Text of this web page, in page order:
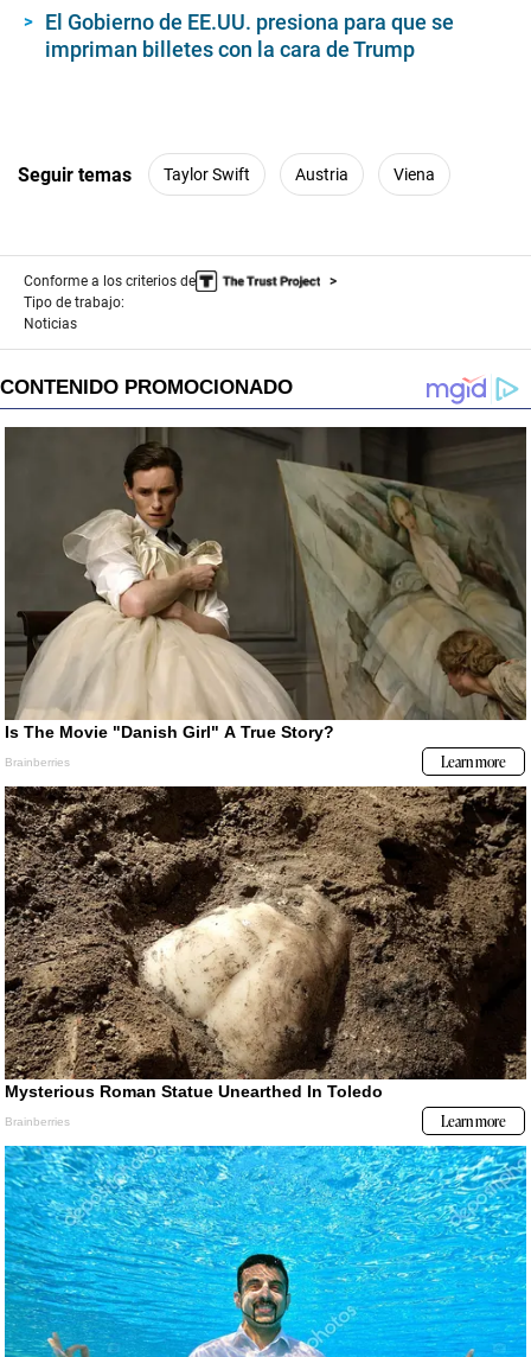
El Gobierno de EE.UU. presiona para que se
impriman billetes con la cara de Trump
Seguir temas Taylor Swift Austria Viena
Conforme a los criterios de
Tipo de trabajo:
Noticias